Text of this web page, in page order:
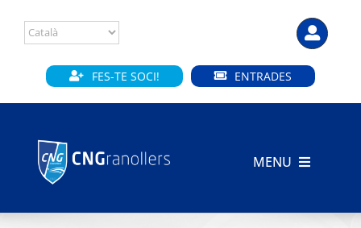
content
FES-TE SOCI! ENTRADES
MENU